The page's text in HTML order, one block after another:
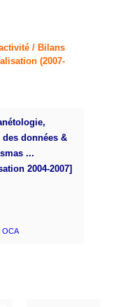
/ Bilans
(2007-
données &
...
2004-2007]
OCA